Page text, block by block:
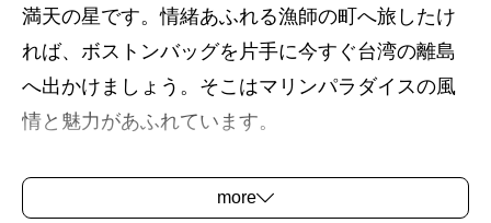
満天の星です。情緒あふれる漁師の町へ旅したけ
れば、ボストンバッグを片手に今すぐ台湾の離島
へ出かけましょう。そこはマリンパラダイスの風
情と魅力があふれています。
台湾はアジア大陸の東端にあたり、ユーラシアプ
レートとフィリピンプレートの境に位置します。
more